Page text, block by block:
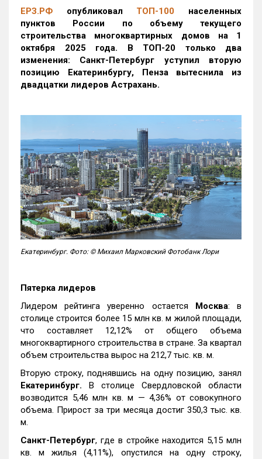
ЕРЗ.РФ опубликовал ТОП-100 населенных
пунктов России по объему текущего
строительства многоквартирных домов на 1
октября 2025 года. В ТОП-20 только два
изменения: Санкт-Петербург уступил вторую
позицию Екатеринбургу, Пенза вытеснила из
двадцатки лидеров Астрахань.
Екатеринбург. Фото: © Михаил Марковский Фотобанк Лори
Пятерка лидеров
Лидером рейтинга уверенно остается Москва: в
столице строится более 15 млн кв. м жилой площади,
что составляет 12,12% от общего объема
многоквартирного строительства в стране. За квартал
объем строительства вырос на 212,7 тыс. кв. м.
Вторую строку, поднявшись на одну позицию, занял
Екатеринбург. В столице Свердловской области
возводится 5,46 млн кв. м — 4,36% от совокупного
объема. Прирост за три месяца достиг 350,3 тыс. кв.
м.
Санкт-Петербург, где в стройке находится 5,15 млн
кв. м жилья (4,11%), опустился на одну строку,